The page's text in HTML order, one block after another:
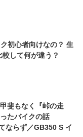
初心者向けなの？ 生
して何が違う？
斐もなく『峠の走
たバイクの話
ならず／GB350 S イ